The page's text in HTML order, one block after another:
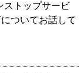
ストップサービ
ついてお話して